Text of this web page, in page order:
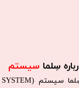
سِلما سیستم​​​​​​​